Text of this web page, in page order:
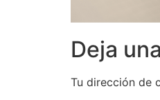
Deja
Tu dirección de